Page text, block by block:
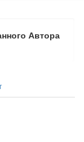
Автора